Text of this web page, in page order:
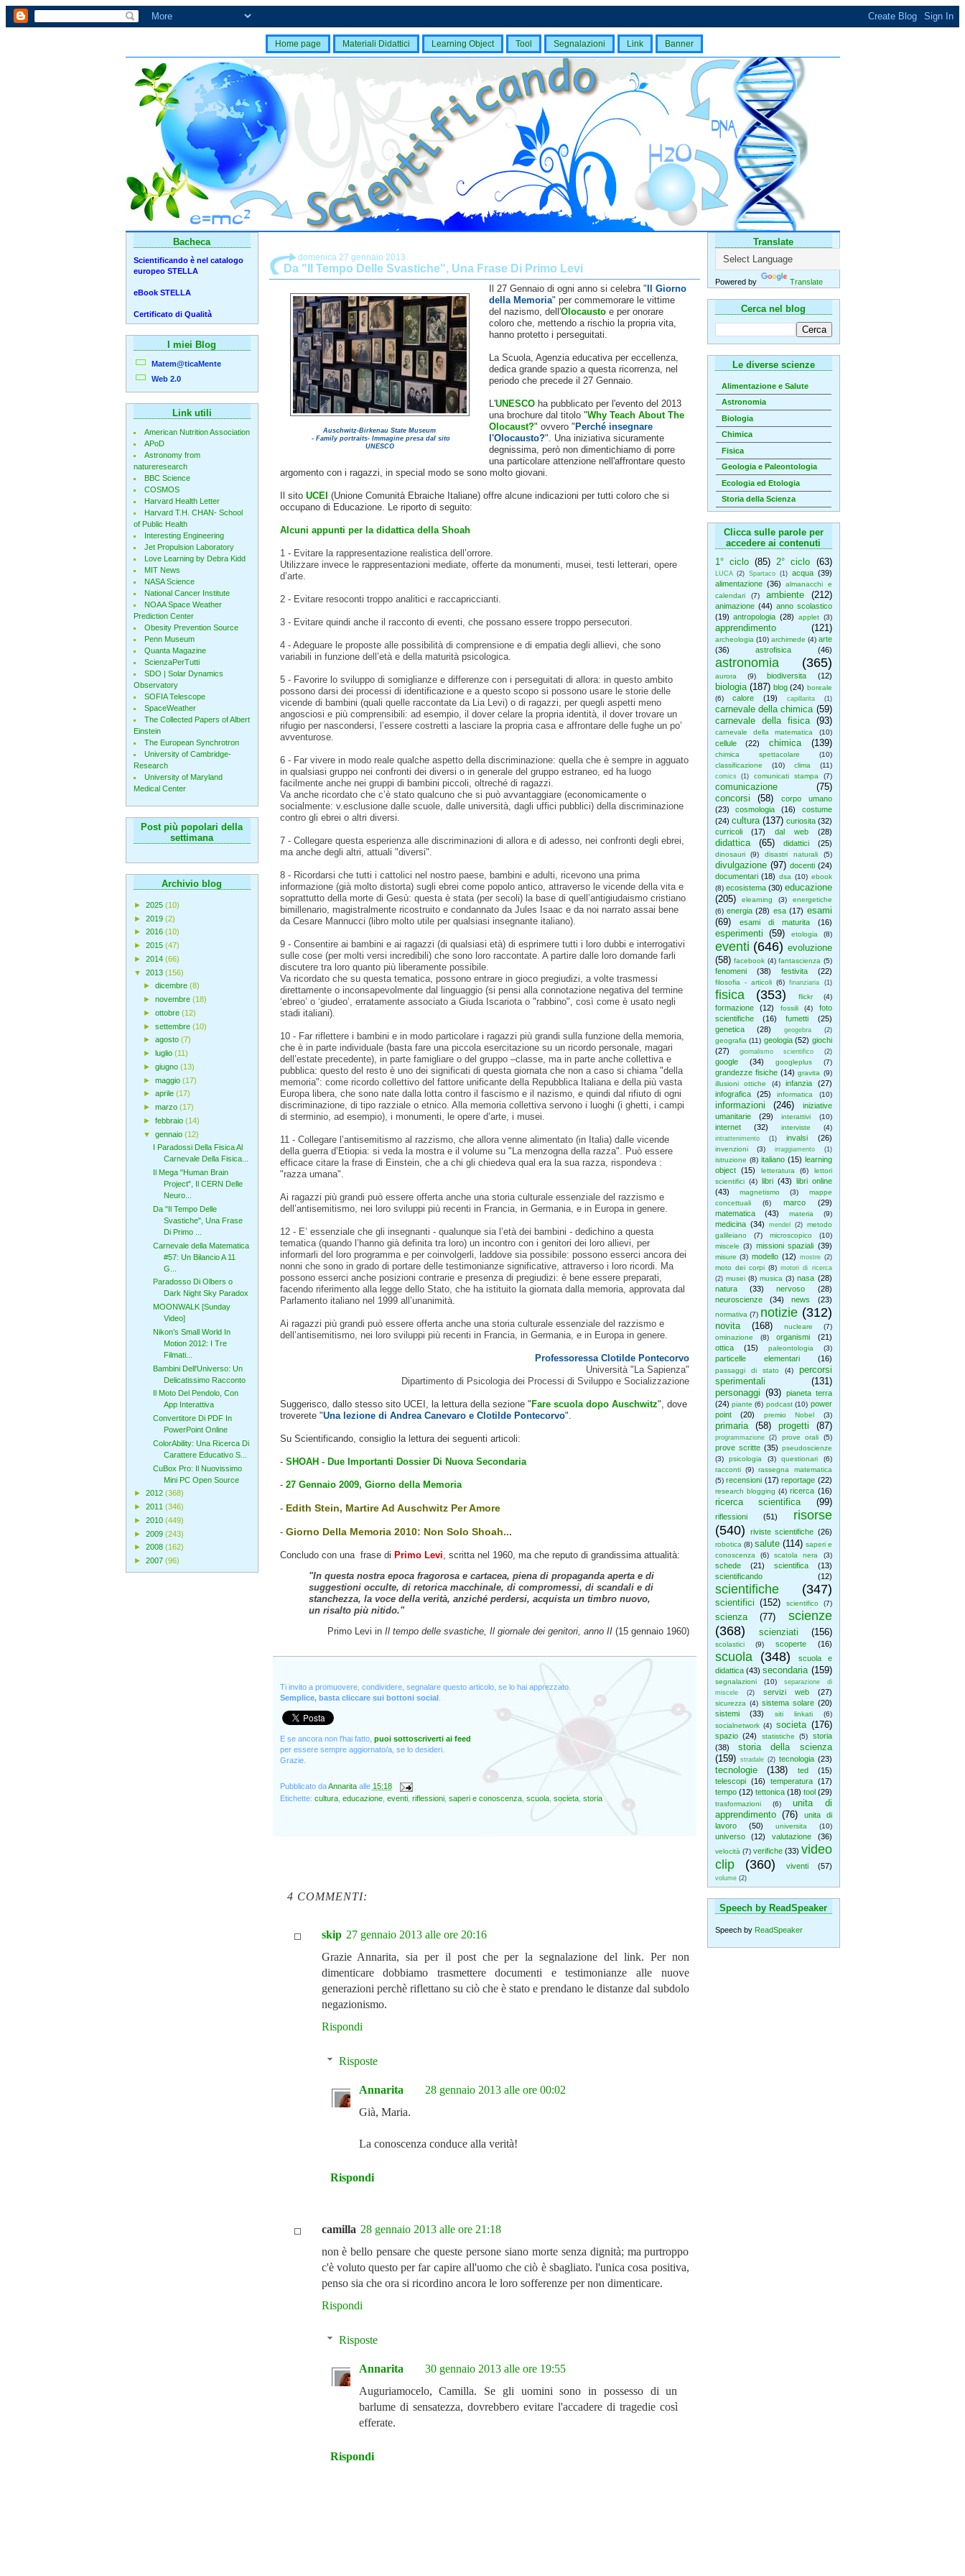
Home page Materiali Didattici Learning Object Tool Segnalazioni Link Banner
Translate
Powered by Translate
Cerca nel blog
Le diverse scienze
Alimentazione e Salute
Astronomia
Biologia
Chimica
Fisica
Geologia e Paleontologia
Ecologia ed Etologia
Storia della Scienza
Clicca sulle parole per
accedere ai contenuti
1° ciclo (85) 2° ciclo (63)
LUCA (2) Spartaco (1) acqua (39)
alimentazione (36)
almanacchi e
calendari
(7) ambiente (212)
animazione (44) anno scolastico
(19) antropologia (28) applet (3)
apprendimento (121)
archeologia (10) archimede (4) arte
(36)
astrofisica (46)
astronomia (365)
aurora (9) biodiversita (12)
biologia (187) blog (24) boreale
(6)
calore (19) capillarita (1)
carnevale della chimica (59)
carnevale della fisica
(93)
carnevale della matematica (10)
cellule (22) chimica (139)
chimica spettacolare
(10)
classificazione
(10) clima (11)
comics (1) comunicati stampa (7)
comunicazione
(75)
concorsi
(58)
corpo umano
(23)
cosmologia (16)
costume
(24) cultura (137) curiosita (32)
curricoli
(17) dal web (28)
didattica (65) didattici (25)
dinosauri (9) disastri naturali (5)
divulgazione (97) docenti (24)
documentari (18) dsa (10) ebook
(8) ecosistema (30) educazione
(205)
elearning (3)
energetiche
(6) energia (28) esa (17) esami
(69)
esami di maturita (16)
esperimenti (59) etologia (8)
eventi (646) evoluzione
(58) facebook (4) fantascienza (5)
fenomeni (38) festivita (22)
filosofia - articoli (6) finanziaria (1)
fisica (353) flickr (4)
formazione (12) fossili (4)
foto
scientifiche
(16) fumetti
(25)
genetica
(28) geogebra (2)
geografia (11) geologia (52) giochi
(27)
giornalismo scientifico (2)
google (34) googleplus (7)
grandezze fisiche (14) gravita (9)
illusioni ottiche
(4) infanzia
(27)
infografica
(25) informatica (10)
informazioni (246)
iniziative
umanitarie
(29) interattivi (10)
internet (32) interviste (4)
intrattenimento (1) invalsi (26)
invenzioni (3) irraggiamento (1)
istruzione (8) italiano (15) learning
object
(15) letteratura (6)
lettori
scientifici (4) libri (43) libri online
(43)
magnetismo (3)
mappe
concettuali
(6) marco
(29)
matematica
(43) materia (9)
medicina (34) mendel (2)
metodo
galileiano
(7) microscopico
(10)
miscele (3) missioni spaziali (39)
misure (3) modello (12) mostre (2)
moto dei corpi (8) motori di ricerca
(2) musei (8) musica (3) nasa (28)
natura
(33) nervoso
(28)
neuroscienze
(34) news (23)
normativa (7) notizie (312)
novita (168) nucleare
(7)
ominazione
(8) organismi
(21)
ottica
(15) paleontologia (3)
particelle elementari (16)
passaggi di stato (4)
percorsi
sperimentali
(131)
personaggi (93)
pianeta terra
(24) piante (6) podcast (10) power
point
(20) premio Nobel (3)
primaria (58) progetti (87)
programmazione (2) prove orali (5)
prove scritte (35) pseudoscienze
(3)
psicologia (3) questionari
(6)
racconti (9) rassegna matematica
(5) recensioni (17) reportage (22)
research blogging (4) ricerca (16)
ricerca scientifica (99)
riflessioni (51)
risorse
(540)
riviste scientifiche (26)
robotica (8) salute (114) saperi e
conoscenza
(6) scatola nera (3)
schede (21) scientifica
(13)
scientificando
(12)
scientifiche (347)
scientifici (152) scientifico (7)
scienza (77)
scienze
(368)
scienziati (156)
scolastici (9) scoperte (16)
scuola (348)
scuola e
didattica (43) secondaria (159)
segnalazioni (10)
separazione di
miscele
(2) servizi web (27)
sicurezza (4) sistema solare (20)
sistemi
(33) siti linkati
(6)
socialnetwork (4) societa (176)
spazio (24) statistiche (5)
storia
(38)
storia della scienza
(159)
stradale (2) tecnologia (23)
tecnologie (138) ted
(15)
telescopi
(16) temperatura
(17)
tempo (12) tettonica (18) tool (29)
trasformazioni (6)
unita di
apprendimento (76)
unita di
lavoro
(50) universita (10)
universo (12) valutazione (36)
velocità (7) verifiche (33) video
clip
(360) viventi (57)
volume (2)
Speech by ReadSpeaker
Speech by ReadSpeaker
domenica 27 gennaio 2013
Da "Il Tempo Delle Svastiche", Una Frase Di Primo Levi
Auschwitz-Birkenau State Museum
- Family portraits- Immagine presa dal sito
UNESCO
Il 27 Gennaio di ogni anno si celebra " Il Giorno
della Memoria" per commemorare le vittime
del nazismo, dell'Olocaustoe per onorare
coloro che, mettendo a rischio la propria vita,
hanno protetto i perseguitati.
La Scuola, Agenzia educativa per eccellenza,
dedica grande spazio a questa ricorrenza, nel
periodo che precede il 27 Gennaio.
L'UNESCOha pubblicato per l'evento del 2013
una brochure dal titolo "Why Teach About The
Olocaust?" ovvero " Perché insegnare
l'Olocausto?". Una iniziativa sicuramente
degnissima, però non dimentichiamo di porre
una particolare attenzione nell'affrontare questo
argomento con i ragazzi, in special modo se sono molto giovani.
Il sito UCEI (Unione Comunità Ebraiche Italiane) offre alcune indicazioni per tutti coloro che si
occupano di Educazione. Le riporto di seguito:
Alcuni appunti per la didattica della Shoah
1 - Evitare la rappresentazione realistica dell’orrore.
Utilizzare invece le rappresentazioni mediate, offerte da monumenti, musei, testi letterari, opere
d’arte.
2 - Evitare resoconti troppo analitici e raccapriccianti.
3 - Evitare quindi anche il racconto di eventi, che possano essere troppo persecutori.
4 - Adeguare le proposte alle possibilità di comprensione e di empatia degli allievi, che sono
variabili in funzione dell’età e della maturità psicologica.
5 - Favorire lo sviluppo di somiglianze e differenze con i perseguitati di allora: in questo ambito
possono darsi dei processi di identificazione e a questo scopo si possono usare le storie delle
vicende di bambini (quali quelle raccontate da Lia Levi) o di ragazzi, per quegli aspetti meno
angosciosi e più comprensibili: ad esempio, il dover celare la propria identità, il dover trovare un
rifugio per nascondersi, l’essere costretti a lasciare la propria casa e affrontare delle fughe un po’
avventurose.
6 - Far vivere in modo reale qualche aspetto della discriminazione: quella che è sempre in agguato
in qualsiasi gruppo nei confronti dei diversi o in generale del gruppo estraneo, ed ha luogo
facilmente anche nei gruppi di bambini piccoli, oltreché di ragazzi.
Va anche ricordato che c’è stato qualcuno che si può avvantaggiare (economicamente o
socialmente: v.esclusione dalle scuole, dalle università, dagli uffici pubblici) della discriminazione
contro gli ebrei o altri diversi.
7 - Collegare questa esperienza alle discriminazioni di allora e di adesso, nei confronti degli ebrei,
ma anche degli altri, attuali "diversi".
8 - Ricordarsi che tutti i cattolici nel nostro paese, bambini e adulti, ricevono una prima
informazione (già molto distorta) sugli ebrei come popolo antico, attraverso le vicende della vita e
soprattutto della morte di Gesù: questa è stata (per secoli) la base di quell’antigiudaismo cristiano
bimillenario, magistralmente ricostruito e condannato da Jules Isaac e da noi narrato assai bene
da Cesare Mannucci (libro molto utile per qualsiasi insegnante italiano).
9 - Consentire ai bambini e ai ragazzi (di qualsiasi età) di esprimere tutti i loro dubbi e interrogativi
sulle cose (per molti versi incredibili) che sono loro raccontate. A partire dalle loro domande farli
discutere tra loro quanto più liberamente possibile.
Va ricordato che su questa tematica, possono entrare in gioco pregiudizi, a volte trasmessi
direttamente o inconsapevolmente dal linguaggio (si pensi alla connotazione negativa del termine
‘ebreo’ o ‘giudeo’, erratamente associato a Giuda Iscariota o "rabbino", così come è usato negli
stadi italiani).
10 - Far riflettere i bambini e in modo particolare i ragazzi più grandi sulla funzione della memoria,
che è in parte individuale (basta fare una piccola esercitazione su un ricordo personale, magari
dell’estate precedente), in parte famigliare o del gruppo –classe, ma in parte anche collettiva e
pubblica: questo del resto è uno dei significati di questa giornata che non a caso si chiama "della
memoria": come ricordo collettivo del fattore unificante della Repubblica Italiana e della più vasta
Europa libera, che sono nate dalla lotta contro il fascismo e il nazismo, e quindi dal rifiuto di ogni
discriminazione, di tipo razziale o etnico. Alla memoria collettiva servono i luoghi (i ghetti, i campi
di sterminio, ad esempio), i monumenti, le opere d’arte, i musei.
11 - Collegare l’antisemitismo al razzismo, che allora venne alimentato (in Italia) dalle vicende
della guerra d’Etiopia: si veda la mostra e il volume su "La menzogna della razza". Può essere
efficace citare la frase di Einstein, che a chi gli chiedeva qual era la sua razza, rispondeva :
"razza umana".
Ai ragazzi più grandi può essere offerta anche una storia culturale essenziale del razzismo e
dell’antisemitismo, nei loro sviluppi più recenti in Francia, in Germania, e in Europa in genere.
12 - E’ essenziale che gli insegnanti - qualunque sia l’età dei bambini - dedichino a questa
tematica (quando l’hanno già definita tra loro) un incontro con i genitori dei loro allievi, per
informarli del loro programma e per coinvolgerli, laddove sia possibile: possono esserci ancora dei
nonni che sono in grado di portare delle testimonianze significative, attraverso i loro ricordi. Ma
possono esserci anche posizioni contrarie e presenza di pregiudizi: è bene essere preparati,
facendo riferimento alla legge dello Stato, che ha istituito la giornata dalla memoria, approvata dal
Parlamento italiano nel 1999 all’unanimità.
Ai ragazzi più grandi può essere offerta anche una storia culturale essenziale del razzismo e
dell’antisemitismo, nei loro sviluppi più recenti in Francia, in Germania, e in Europa in genere.
Professoressa Clotilde Pontecorvo
Università "La Sapienza"
Dipartimento di Psicologia dei Processi di Sviluppo e Socializzazione
Suggerisco, dallo stesso sito UCEI, la lettura della sezione " Fare scuola dopo Auschwitz", dove
troverete "Una lezione di Andrea Canevaro e Clotilde Pontecorvo".
Su Scientificando, consiglio la lettura dei seguenti articoli:
- SHOAH - Due Importanti Dossier Di Nuova Secondaria
- 27 Gennaio 2009, Giorno della Memoria
- Edith Stein, Martire Ad Auschwitz Per Amore
- Giorno Della Memoria 2010: Non Solo Shoah...
Concludo con una frase di Primo Levi, scritta nel 1960, ma che reputo di grandissima attualità:
"In questa nostra epoca fragorosa e cartacea, piena di propaganda aperta e di
suggestioni occulte, di retorica macchinale, di compromessi, di scandali e di
stanchezza, la voce della verità, anziché perdersi, acquista un timbro nuovo,
un risalto più nitido."
Primo Levi in Il tempo delle svastiche, Il giornale dei genitori, anno II(15 gennaio 1960)
Ti invito a promuovere, condividere, segnalare questo articolo, se lo hai apprezzato.
Semplice, basta cliccare sui bottoni social.
E se ancora non l'hai fatto, puoi sottoscriverti ai feed
per essere sempre aggiornato/a, se lo desideri.
Grazie.
Pubblicato daAnnarita alle 15:18
Etichette: cultura, educazione, eventi, riflessioni, saperi e conoscenza, scuola, societa, storia
4 COMMENTI:
skip 27 gennaio 2013 alle ore 20:16
Grazie Annarita, sia per il post che per la segnalazione del link. Per non
dimenticare dobbiamo trasmettere documenti e testimonianze alle nuove
generazioni perchè riflettano su ciò che è stato e prendano le distanze dal subdolo
negazionismo.
Rispondi
Risposte
Annarita
28 gennaio 2013 alle ore 00:02
Già, Maria.
La conoscenza conduce alla verità!
Rispondi
camilla 28 gennaio 2013 alle ore 21:18
non è bello pensare che queste persone siano morte senza dignità; ma purtroppo
c'è voluto questo per far capire all'uomo che ciò è sbagliato. l'unica cosa positiva,
penso sia che ora si ricordino ancora le loro sofferenze per non dimenticare.
Rispondi
Risposte
Annarita
30 gennaio 2013 alle ore 19:55
Auguriamocelo, Camilla. Se gli uomini sono in possesso di un
barlume di sensatezza, dovrebbero evitare l'accadere di tragedie così
efferate.
Rispondi
Bacheca
Scientificando è nel catalogo
europeo STELLA
eBook STELLA
Certificato di Qualità
I miei Blog
Matem@ticaMente
Web 2.0
Link utili
American Nutrition Association
APoD
Astronomy from
natureresearch
BBC Science
COSMOS
Harvard Health Letter
Harvard T.H. CHAN- School
of Public Health
Interesting Engineering
Jet Propulsion Laboratory
Love Learning by Debra Kidd
MIT News
NASA Science
National Cancer Institute
NOAA Space Weather
Prediction Center
Obesity Prevention Source
Penn Museum
Quanta Magazine
ScienzaPerTutti
SDO | Solar Dynamics
Observatory
SOFIA Telescope
SpaceWeather
The Collected Papers of Albert
Einstein
The European Synchrotron
University of Cambridge-
Research
University of Maryland
Medical Center
Post più popolari della
settimana
Archivio blog
► 2025 (10)
► 2019 (2)
► 2016 (10)
► 2015 (47)
► 2014 (66)
▼ 2013 (156)
► dicembre (8)
► novembre (18)
► ottobre (12)
► settembre (10)
► agosto (7)
► luglio (11)
► giugno (13)
► maggio (17)
► aprile (17)
► marzo (17)
► febbraio (14)
▼ gennaio (12)
I Paradossi Della Fisica Al
Carnevale Della Fisica...
Il Mega "Human Brain
Project", Il CERN Delle
Neuro...
Da "Il Tempo Delle
Svastiche", Una Frase
Di Primo ...
Carnevale della Matematica
#57: Un Bilancio A 11
G...
Paradosso Di Olbers o
Dark Night Sky Paradox
MOONWALK [Sunday
Video]
Nikon’s Small World In
Motion 2012: I Tre
Filmati...
Bambini Dell'Universo: Un
Delicatissimo Racconto
Il Moto Del Pendolo, Con
App Interattiva
Convertitore Di PDF In
PowerPoint Online
ColorAbility: Una Ricerca Di
Carattere Educativo S...
CuBox Pro: Il Nuovissimo
Mini PC Open Source
► 2012 (368)
► 2011 (346)
► 2010 (449)
► 2009 (243)
► 2008 (162)
► 2007 (96)